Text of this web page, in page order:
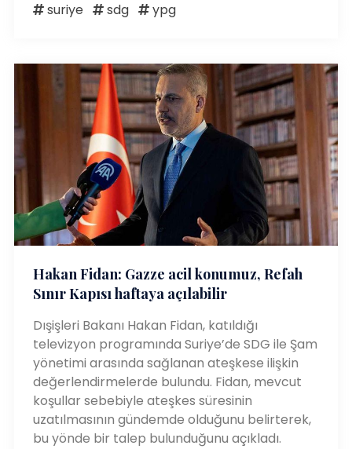
suriye
sdg ypg
Hakan Fidan: Gazze acil konumuz, Refah
Sınır Kapısı haftaya açılabilir
Dışişleri Bakanı Hakan Fidan, katıldığı
televizyon programında Suriye’de SDG ile Şam
yönetimi arasında sağlanan ateşkese ilişkin
değerlendirmelerde bulundu. Fidan, mevcut
koşullar sebebiyle ateşkes süresinin
uzatılmasının gündemde olduğunu belirterek,
bu yönde bir talep bulunduğunu açıkladı.